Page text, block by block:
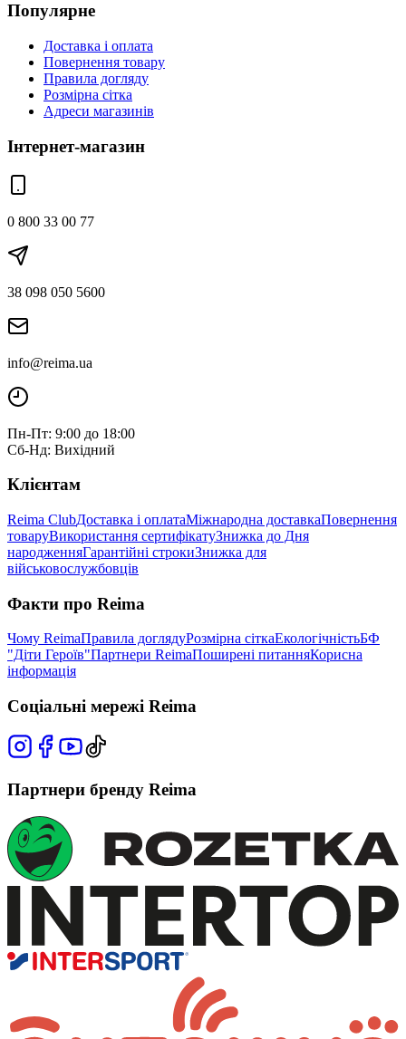
Популярне
Доставка і оплата
Повернення товару
Правила догляду
Розмірна сітка
Адреси магазинів
Інтернет-магазин
0 800 33 00 77
38 098 050 5600
info@reima.ua
Пн-Пт: 9:00 до 18:00
Сб-Нд: Вихідний
Клієнтам
Reima ClubДоставка і оплатаМіжнародна доставкаПовернення
товаруВикористання сертифікатуЗнижка до Дня
народженняГарантійні строкиЗнижка для
військовослужбовців
Факти про Reima
Чому ReimaПравила доглядуРозмірна сіткаЕкологічністьБФ
"Діти Героїв"Партнери ReimaПоширені питанняКорисна
інформація
Соціальні мережі Reima
Партнери бренду Reima